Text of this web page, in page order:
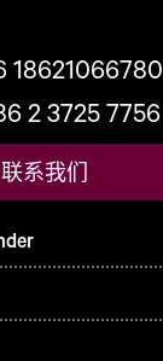
2 3725 7756
联系我们